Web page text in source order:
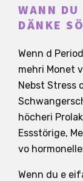
WANN
DÄNKE
Wenn d
mehri Monet
Nebst Stress
höcheri
Essstörige,
vo
Wenn du e